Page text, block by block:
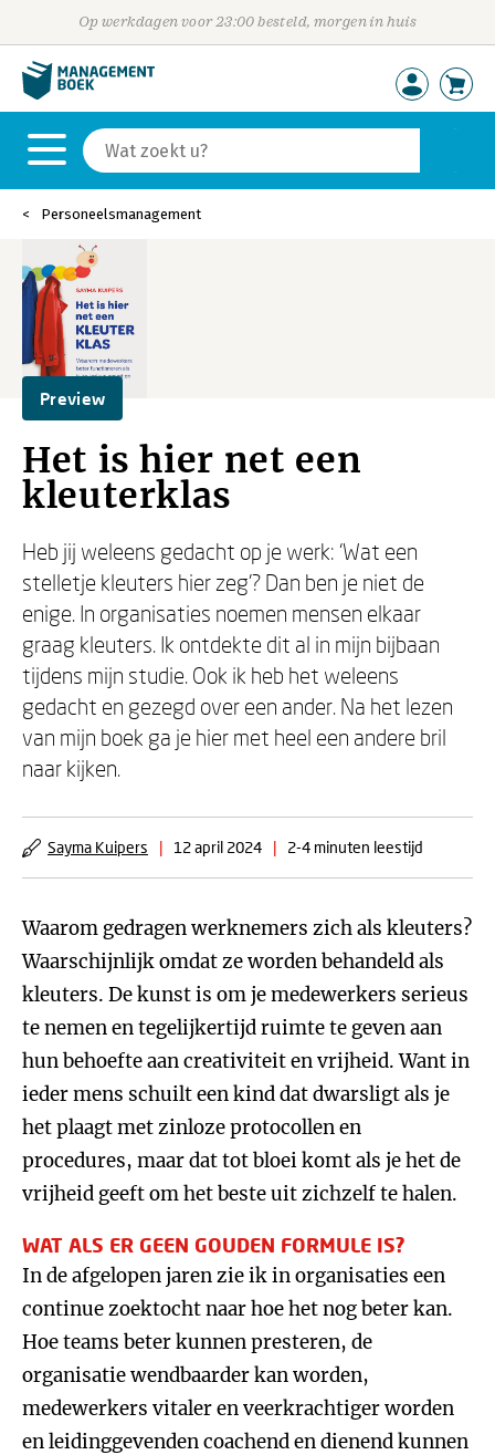
Op werkdagen voor 23:00 besteld, morgen in huis
Personeelsmanagement
Preview
Het is hier net een
kleuterklas
Heb jij weleens gedacht op je werk: ‘Wat een
stelletje kleuters hier zeg’? Dan ben je niet de
enige. In organisaties noemen mensen elkaar
graag kleuters. Ik ontdekte dit al in mijn bijbaan
tijdens mijn studie. Ook ik heb het weleens
gedacht en gezegd over een ander. Na het lezen
van mijn boek ga je hier met heel een andere bril
naar kijken.
Sayma Kuipers | 12 april 2024 | 2-4 minuten leestijd
Waarom gedragen werknemers zich als kleuters?
Waarschijnlijk omdat ze worden behandeld als
kleuters. De kunst is om je medewerkers serieus
te nemen en tegelijkertijd ruimte te geven aan
hun behoefte aan creativiteit en vrijheid. Want in
ieder mens schuilt een kind dat dwarsligt als je
het plaagt met zinloze protocollen en
procedures, maar dat tot bloei komt als je het de
vrijheid geeft om het beste uit zichzelf te halen.
WAT ALS ER GEEN GOUDEN FORMULE IS?
In de afgelopen jaren zie ik in organisaties een
continue zoektocht naar hoe het nog beter kan.
Hoe teams beter kunnen presteren, de
organisatie wendbaarder kan worden,
medewerkers vitaler en veerkrachtiger worden
en leidinggevenden coachend en dienend kunnen